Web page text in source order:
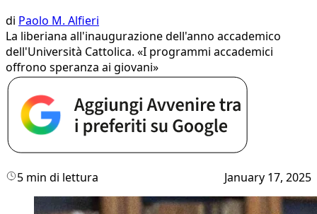
di Paolo M. Alfieri
La liberiana all'inaugurazione dell'anno accademico
dell'Università Cattolica. «I programmi accademici
offrono speranza ai giovani»
5 min di lettura January 17, 2025